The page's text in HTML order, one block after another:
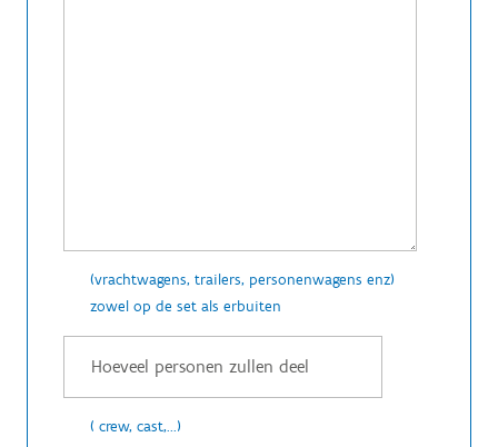
(vrachtwagens, trailers, personenwagens enz)
zowel op de set als erbuiten
( crew, cast,...)